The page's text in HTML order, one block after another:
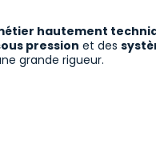
hautement
pression et des
grande rigueur.